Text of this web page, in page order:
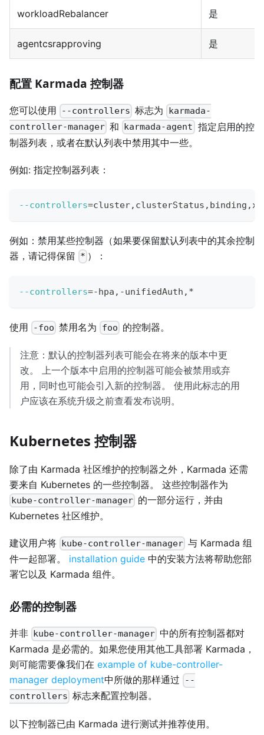
workloadRebalancer 是
agentcsrapproving 是
配置 Karmada 控制器
您可以使用 --controllers 标志为
karmada-
controller-manager 和 karmada-agent 指定启用的控
制器列表，或者在默认列表中禁用其中一些。
例如: 指定控制器列表：
--controllers=
例如：禁用某些控制器（如果要保留默认列表中的其余控制
器，请记得保留
* ）：
--controllers=-hpa,-unifiedAuth,*
使用 -foo 禁用名为 foo 的控制器。
注意：默认的控制器列表可能会在将来的版本中更
改。 上一个版本中启用的控制器可能会被禁用或弃
用，同时也可能会引入新的控制器。 使用此标志的用
户应该在系统升级之前查看发布说明。
Kubernetes 控制器
除了由 Karmada 社区维护的控制器之外，Karmada 还需
要来自 Kubernetes 的一些控制器。 这些控制器作为
kube-controller-manager 的一部分运行，并由
Kubernetes 社区维护。
建议用户将 kube-controller-manager 与 Karmada 组
件一起部署。 installation guide 中的安装方法将帮助您部
署它以及 Karmada 组件。
必需的控制器
并非 kube-controller-manager 中的所有控制器都对
Karmada 是必需的。如果您使用其他工具部署 Karmada，
则可能需要像我们在 example of kube-controller-
manager deployment中所做的那样通过
--
controllers 标志来配置控制器。
以下控制器已由 Karmada 进行测试并推荐使用。